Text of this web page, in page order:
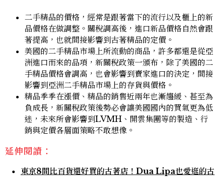
二手精品的價格，經常是跟著當下的流行以及櫃上的新
品價格在做調整。關稅調高後，進口新品價格自然會跟
著提高，也就間接影響到古著精品的定價。
美國的二手精品市場上所流動的商品，許多都還是從亞
洲進口而來的品項，新關稅政策一頒布，除了美國的二
手精品價格會調高，也會影響到賣家進口的決定，間接
影響到亞洲二手精品市場上的存貨與價格。
精品季季在漲價、精品的銷售近兩年也漸趨緩、甚至為
負成長，新關稅政策後勢必會讓美國國內的買氣更為低
迷，未來所會影響到LVMH、開雲集團等的製造、行
銷與定價各層面策略不敢想像。
延伸閱讀：
東京8間比百貨還好買的古著店！Dua Lipa也愛逛的古